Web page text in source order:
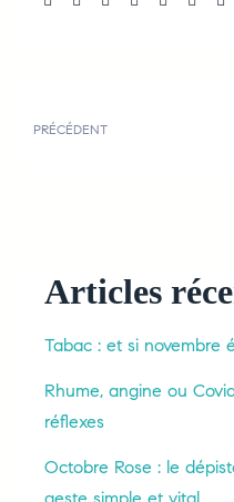
PRÉCÉDENT
Articles
Tabac : et si novembre
Rhume, angine ou
réflexes
Octobre Rose : le